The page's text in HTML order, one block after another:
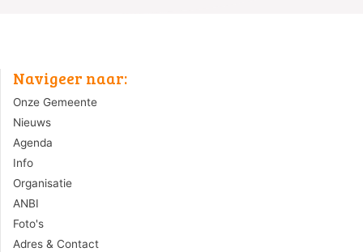
Navigeer naar:
Onze Gemeente
Nieuws
Agenda
Info
Organisatie
ANBI
Foto's
Adres & Contact